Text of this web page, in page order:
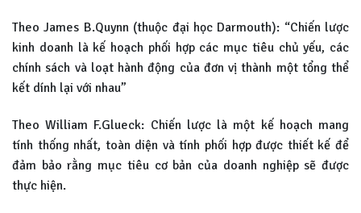
Theo James B.Quynn (thuộc đại học Darmouth): “Chiến lược
kinh doanh là kế hoạch phối hợp các mục tiêu chủ yếu, các
chính sách và loạt hành động của đơn vị thành một tổng thể
kết dính lại với nhau”
Theo William F.Glueck: Chiến lược là một kế hoạch mang
tính thống nhất, toàn diện và tính phối hợp được thiết kế để
đảm bảo rằng mục tiêu cơ bản của doanh nghiệp sẽ được
thực hiện.